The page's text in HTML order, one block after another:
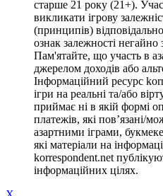
старше 21 року (21+).
викликати ігрову
(принципів)
ознак залежності негайно
Пам'ятайте, що участь в
джерелом доходів або
Інформаційний ресурс
ігри на реальні та/або
приймає ні в якій формі
платежів, які пов’язані/
азартними іграми,
які матеріали на
korrespondent.net
інформаційних цілях.